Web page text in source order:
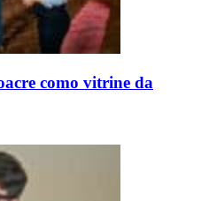
como vitrine da